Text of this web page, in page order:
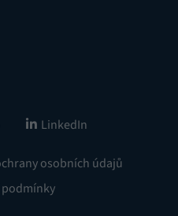
osobních údajů
podmínky
LinkedIn